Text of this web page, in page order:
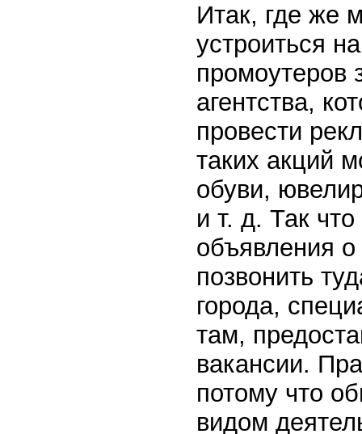
Итак, где же
устроиться
промоутеров
агентства,
провести
таких акций
обуви,
и т. д. Так
объявления
позвонить
города,
там,
вакансии.
потому что
видом